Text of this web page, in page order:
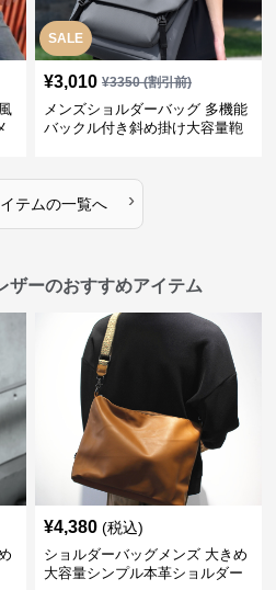
SALE
¥3,010 ¥3350(割引前)
メンズショルダーバッグ 多機能
バックル付き斜め掛け大容量鞄
テムの一覧へ ›
ザーのおすすめアイテム
¥4,380 (税込)
ショルダーバッグメンズ 大きめ
大容量シンプル本革ショルダー